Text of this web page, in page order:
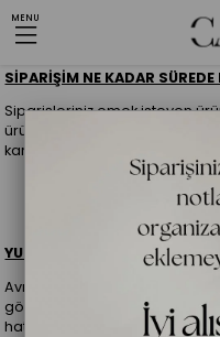
MENU
SİPARİŞİM NE KADAR SÜREDE
Siparişleriniz emek isteyen
ürünlerin adedine bağlı
kargoya verilmektedir.
YURTDIŞINDAN SİPARİŞ
Avrupa ülkeleri başta olmak
gönderimi sağlıyoruz.
hattımız üzerinden bizlerle